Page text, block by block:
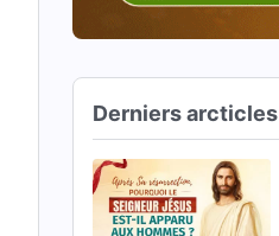
Derniers arcticles